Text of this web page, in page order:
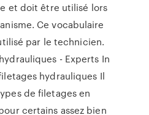
et doit être utilisé lors
Ce vocabulaire
par le technicien.
- Experts In
hydrauliques Il
de filetages en
certains assez bien